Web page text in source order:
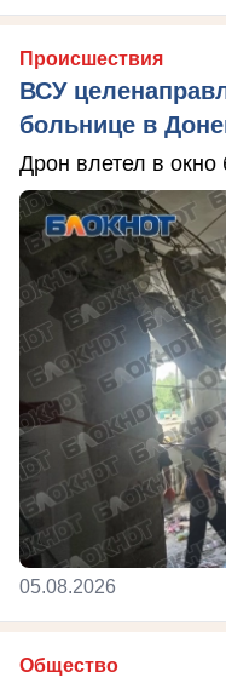
Происшествия
ВСУ
больнице в
Дрон влетел в окно
05.08.2026
Общество